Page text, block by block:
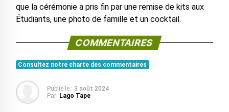
que la cérémonie a pris fin par une remise de kits aux
Étudiants, une photo de famille et un cocktail.
COMMENTAIRES
Consultez notre charte des commentaires
Publié le : 3 août 2024
Par: Lago Tape